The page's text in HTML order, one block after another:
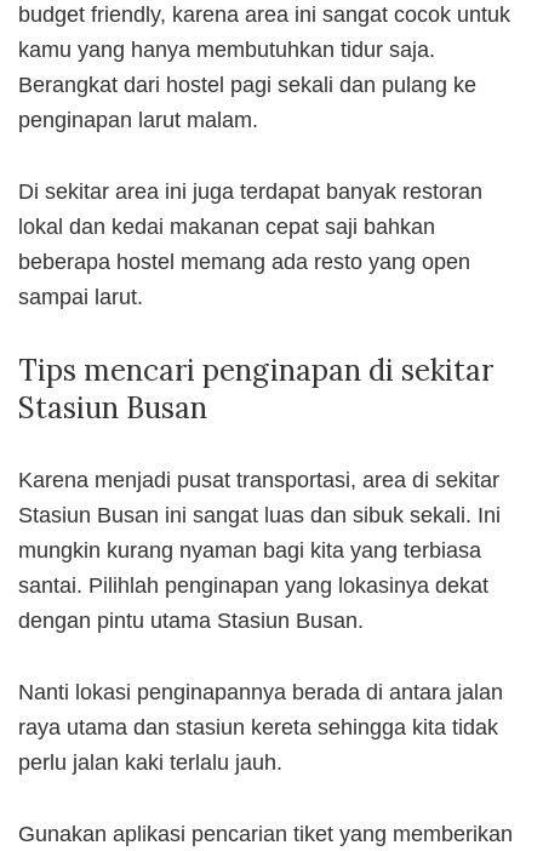
budget friendly, karena area ini sangat cocok untuk
kamu yang hanya membutuhkan tidur saja.
Berangkat dari hostel pagi sekali dan pulang ke
penginapan larut malam.
Di sekitar area ini juga terdapat banyak restoran
lokal dan kedai makanan cepat saji bahkan
beberapa hostel memang ada resto yang open
sampai larut.
Tips mencari penginapan di sekitar
Stasiun Busan
Karena menjadi pusat transportasi, area di sekitar
Stasiun Busan ini sangat luas dan sibuk sekali. Ini
mungkin kurang nyaman bagi kita yang terbiasa
santai. Pilihlah penginapan yang lokasinya dekat
dengan pintu utama Stasiun Busan.
Nanti lokasi penginapannya berada di antara jalan
raya utama dan stasiun kereta sehingga kita tidak
perlu jalan kaki terlalu jauh.
Gunakan aplikasi pencarian tiket yang memberikan